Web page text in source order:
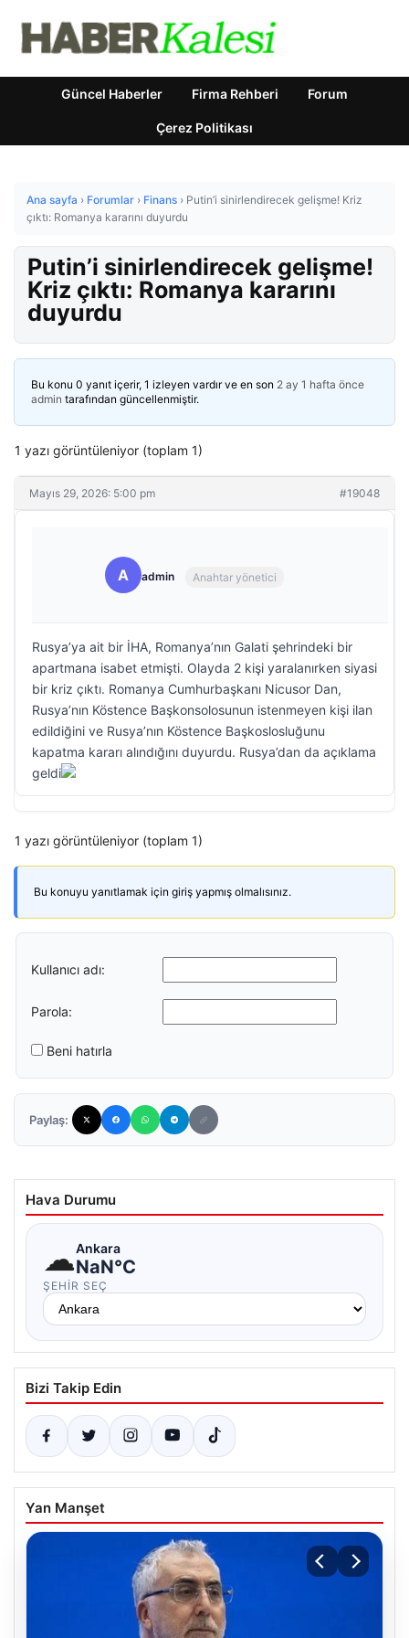
Güncel Haberler Firma Rehberi Forum
Çerez Politikası
Ana sayfa › Forumlar › Finans › Putin’i sinirlendirecek gelişme! Kriz
çıktı: Romanya kararını duyurdu
Putin’i sinirlendirecek gelişme!
Kriz çıktı: Romanya kararını
duyurdu
Bu konu 0 yanıt içerir, 1 izleyen vardır ve en son 2 ay 1 hafta önce
admin tarafından güncellenmiştir.
1 yazı görüntüleniyor (toplam 1)
Mayıs 29, 2026: 5:00 pm #19048
A admin Anahtar yönetici
Rusya’ya ait bir İHA, Romanya’nın Galati şehrindeki bir
apartmana isabet etmişti. Olayda 2 kişi yaralanırken siyasi
bir kriz çıktı. Romanya Cumhurbaşkanı Nicusor Dan,
Rusya’nın Köstence Başkonsolosunun istenmeyen kişi ilan
edildiğini ve Rusya’nın Köstence Başkoslosluğunu
kapatma kararı alındığını duyurdu. Rusya’dan da açıklama
geldi
1 yazı görüntüleniyor (toplam 1)
Bu konuyu yanıtlamak için giriş yapmış olmalısınız.
Kullanıcı adı:
Parola:
Beni hatırla
Paylaş:
Hava Durumu
☁Ankara
NaN°C
ŞEHIR SEÇ
Bizi Takip Edin
Yan Manşet